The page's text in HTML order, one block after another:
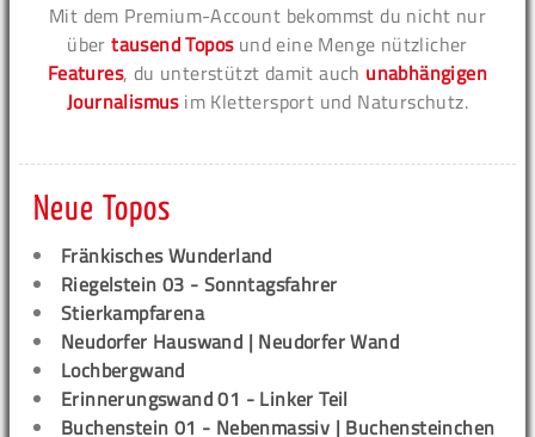
Mit dem Premium-Account bekommst du nicht nur
übertausend Toposund eine Menge nützlicher
Features, du unterstützt damit auch unabhängigen
Journalismusim Klettersport und Naturschutz.
Neue Topos
Fränkisches Wunderland
Riegelstein 03 - Sonntagsfahrer
Stierkampfarena
Neudorfer Hauswand | Neudorfer Wand
Lochbergwand
Erinnerungswand 01 - Linker Teil
Buchenstein 01 - Nebenmassiv | Buchensteinchen